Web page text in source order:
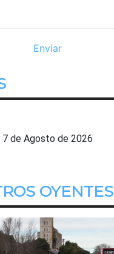
7 de Agosto de 2026
OYENTES